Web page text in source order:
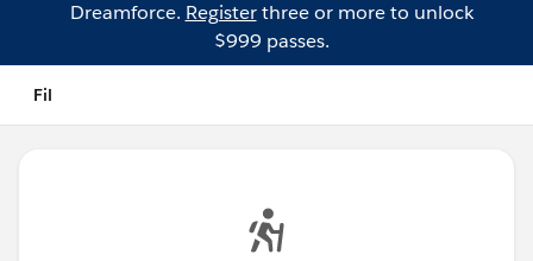
Dreamforce. Registerthree or more to unlock
$999 passes.
Fil